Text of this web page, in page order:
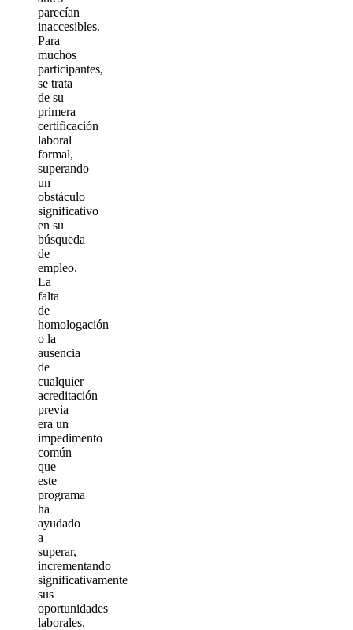
parecían
inaccesibles.
Para
muchos
participantes,
se trata
de su
primera
certificación
laboral
formal,
superando
un
obstáculo
significativo
en su
búsqueda
de
empleo.
La
falta
de
homologación
o la
ausencia
de
cualquier
acreditación
previa
era un
impedimento
común
que
este
programa
ha
ayudado
a
superar,
incrementando
significativamente
sus
oportunidades
laborales.